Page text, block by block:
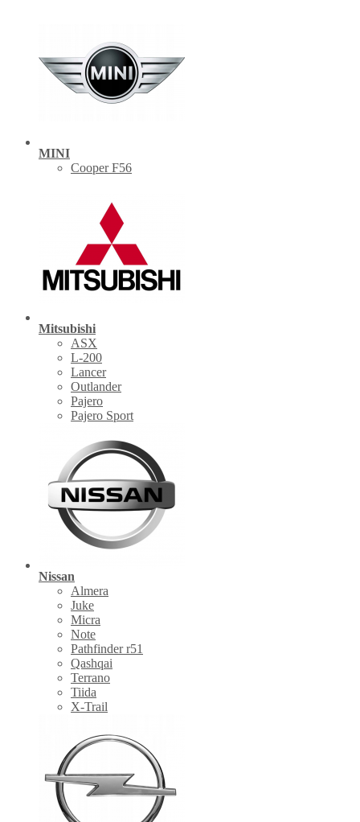
MINI
Cooper F56
Mitsubishi
ASX
L-200
Lancer
Outlander
Pajero
Pajero Sport
Nissan
Almera
Juke
Micra
Note
Pathfinder r51
Qashqai
Terrano
Tiida
X-Trail